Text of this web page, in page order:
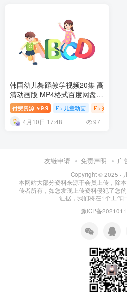
韩国幼儿舞蹈教学视频20集 高
清动画版 MP4格式百度网盘下
载付费资源 ￥9.9 儿童动画 兴趣培养
4月10日 17:48 97
友链申请 免责声明 广
Copyright © 2025 ·
本网站大部分资料来源于会员上传，除
传者所有，如您发现上传资料侵犯了您
证据，我们将在1个工作
豫ICP备